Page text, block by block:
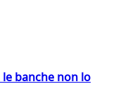
banche non lo